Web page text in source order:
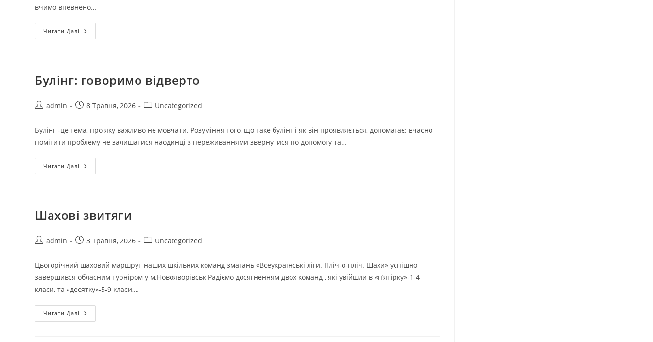
вчимо впевнено…
Читати Далі
Булінг: говоримо відверто
admin 8 Травня, 2026 Uncategorized
Булінг -це тема, про яку важливо не мовчати. Розуміння того, що таке булінг і як він проявляється, допомагає: вчасно
помітити проблему не залишатися наодинці з переживаннями звернутися по допомогу та…
Читати Далі
Шахові звитяги
admin 3 Травня, 2026 Uncategorized
Цьогорічний шаховий маршрут наших шкільних команд змагань «Всеукраїнські ліги. Пліч-о-пліч. Шахи» успішно
завершився обласним турніром у м.Новояворівськ Радіємо досягненням двох команд , які увійшли в «пʼятірку»-1-4
класи, та «десятку»-5-9 класи,…
Читати Далі